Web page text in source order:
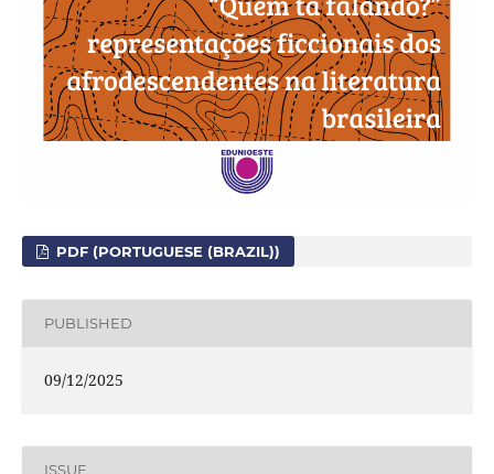
PDF (PORTUGUESE (BRAZIL))
PUBLISHED
09/12/2025
ISSUE